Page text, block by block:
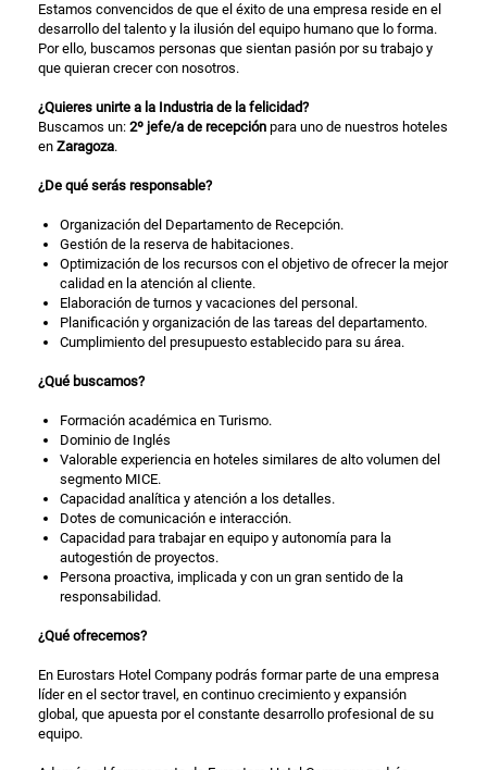
Estamos convencidos de que el éxito de una empresa reside en el
desarrollo del talento y la ilusión del equipo humano que lo forma.
Por ello, buscamos personas que sientan pasión por su trabajo y
que quieran crecer con nosotros.
¿Quieres unirte a la Industria de la felicidad?
Buscamos un: 2º jefe/a de recepción para uno de nuestros hoteles
en Zaragoza.
¿De qué serás responsable?
Organización del Departamento de Recepción.
Gestión de la reserva de habitaciones.
Optimización de los recursos con el objetivo de ofrecer la mejor
calidad en la atención al cliente.
Elaboración de turnos y vacaciones del personal.
Planificación y organización de las tareas del departamento.
Cumplimiento del presupuesto establecido para su área.
¿Qué buscamos?
Formación académica en Turismo.
Dominio de Inglés
Valorable experiencia en hoteles similares de alto volumen del
segmento MICE.
Capacidad analítica y atención a los detalles.
Dotes de comunicación e interacción.
Capacidad para trabajar en equipo y autonomía para la
autogestión de proyectos.
Persona proactiva, implicada y con un gran sentido de la
responsabilidad.
¿Qué ofrecemos?
En Eurostars Hotel Company podrás formar parte de una empresa
líder en el sector travel, en continuo crecimiento y expansión
global, que apuesta por el constante desarrollo profesional de su
equipo.